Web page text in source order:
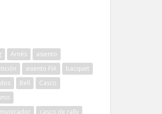
Arnés
asiento
asiento FIA
bacquet
Bell
Casco
casco de rally